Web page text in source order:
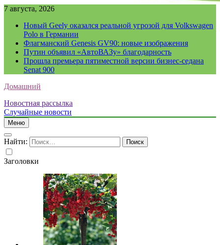
7 августа, 2026
Новый Geely оказался реальной угрозой для Volkswagen
Polo в Германии
Флагманский Genesis GV90: новые изображения
Путин объявил «АвтоВАЗу» благодарность
Прошла премьера пятиместной версии бизнес-седана
Senat 900
Домашний
Новостная рассылка
Случайные новости
Меню
Найти:
Заголовки